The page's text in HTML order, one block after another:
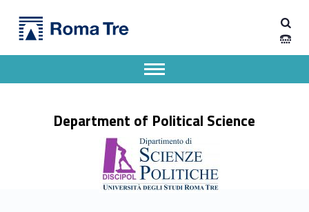
Percorsi di formazione insegnanti: scorrimento graduatoria - Dipartimento di Scienze Politiche
Department of Political Science
Apri il menu secondario
Header info sidebar